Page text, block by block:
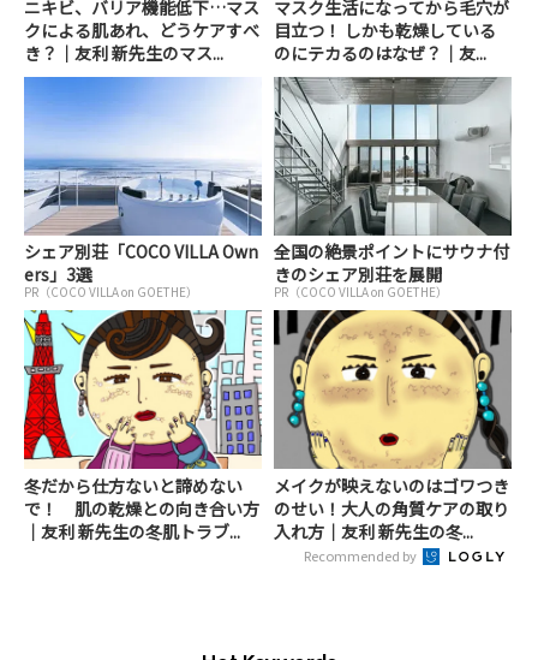
ニキビ、バリア機能低下…マス
クによる肌あれ、どうケアすべ
き？｜友利 新先生のマス...
マスク生活になってから毛穴が
目立つ！ しかも乾燥している
のにテカるのはなぜ？｜友...
シェア別荘「COCO VILLA Own
ers」3選
PR（COCO VILLA on GOETHE）
全国の絶景ポイントにサウナ付
きのシェア別荘を展開
PR（COCO VILLA on GOETHE）
冬だから仕方ないと諦めない
で！ 肌の乾燥との向き合い方
｜友利 新先生の冬肌トラブ...
メイクが映えないのはゴワつき
のせい！大人の角質ケアの取り
入れ方｜友利 新先生の冬...
Recommended by